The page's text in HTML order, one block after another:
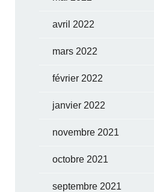
avril 2022
mars 2022
février 2022
janvier 2022
novembre 2021
octobre 2021
septembre 2021